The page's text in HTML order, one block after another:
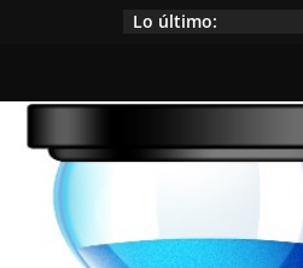
Lo último: